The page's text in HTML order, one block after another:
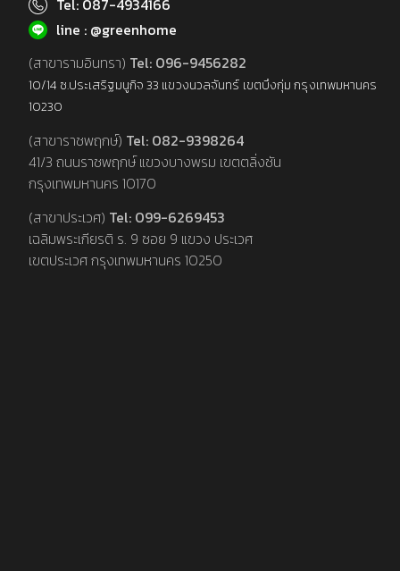
Tel: 087-4934166
line : @greenhome
(สาขารามอินทรา) Tel: 096-9456282
10/14 ซ.ประเสริฐมนูกิจ 33 แขวงนวลจันทร์ เขตบึงกุ่ม กรุงเทพมหานคร
10230
(สาขาราชพฤกษ์) Tel: 082-9398264
41/3 ถนนราชพฤกษ์ แขวงบางพรม เขตตลิ่งชัน
กรุงเทพมหานคร 10170
(สาขาประเวศ) Tel: 099-6269453
เฉลิมพระเกียรติ ร. 9 ซอย 9 แขวง ประเวศ
เขตประเวศ กรุงเทพมหานคร 10250